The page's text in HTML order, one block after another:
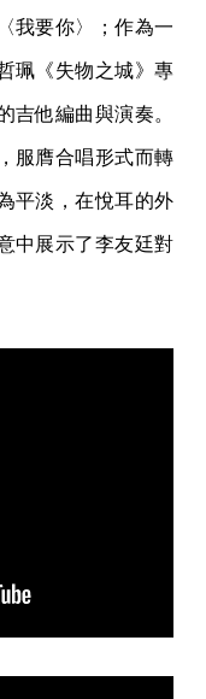
我要你〉；作為一
珮《失物之城》專
吉他編曲與演奏。
服膺合唱形式而轉
平淡，在悅耳的外
中展示了李友廷對